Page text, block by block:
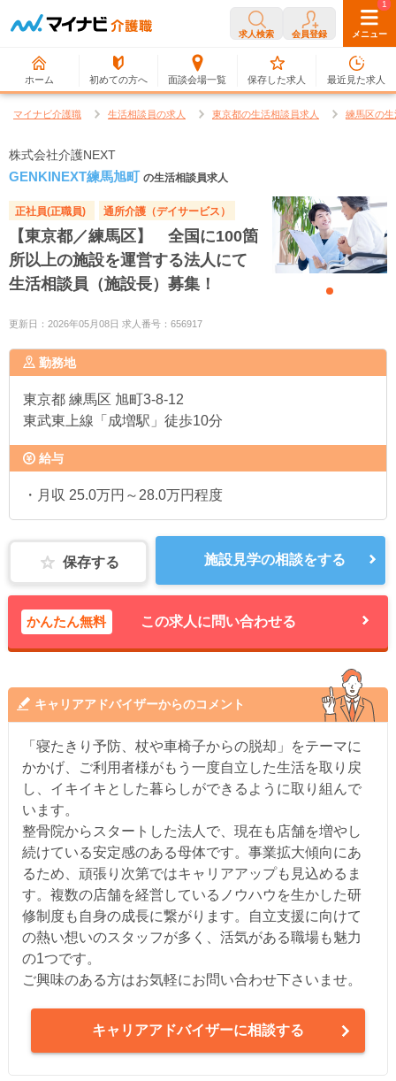
求人検索 会員登録 メニュー
ホーム 初めての方へ 面談会場一覧
0
保存した求人
1
最近見た求人
マイナビ介護職 生活相談員の求人 東京都の生活相談員求人 練馬区の
株式会社介護NEXT
GENKINEXT練馬旭町 の生活相談員求人
正社員(正職員) 通所介護（デイサービス）
【東京都／練馬区】 全国に100箇
所以上の施設を運営する法人にて
生活相談員（施設長）募集！
更新日：2026年05月08日 求人番号：656917
勤務地
東京都 練馬区 旭町3-8-12
東武東上線「成増駅」徒歩10分
給与
・月収 25.0万円～28.0万円程度
保存する 施設見学の相談をする
かんたん無料 この求人に問い合わせる
キャリアアドバイザーからのコメント
「寝たきり予防、杖や車椅子からの脱却」をテーマに
かかげ、ご利用者様がもう一度自立した生活を取り戻
し、イキイキとした暮らしができるように取り組んで
います。
整骨院からスタートした法人で、現在も店舗を増やし
続けている安定感のある母体です。事業拡大傾向にあ
るため、頑張り次第ではキャリアアップも見込めるま
す。複数の店舗を経営しているノウハウを生かした研
修制度も自身の成長に繋がります。自立支援に向けて
の熱い想いのスタッフが多く、活気がある職場も魅力
の1つです。
ご興味のある方はお気軽にお問い合わせ下さいませ。
キャリアアドバイザーに相談する